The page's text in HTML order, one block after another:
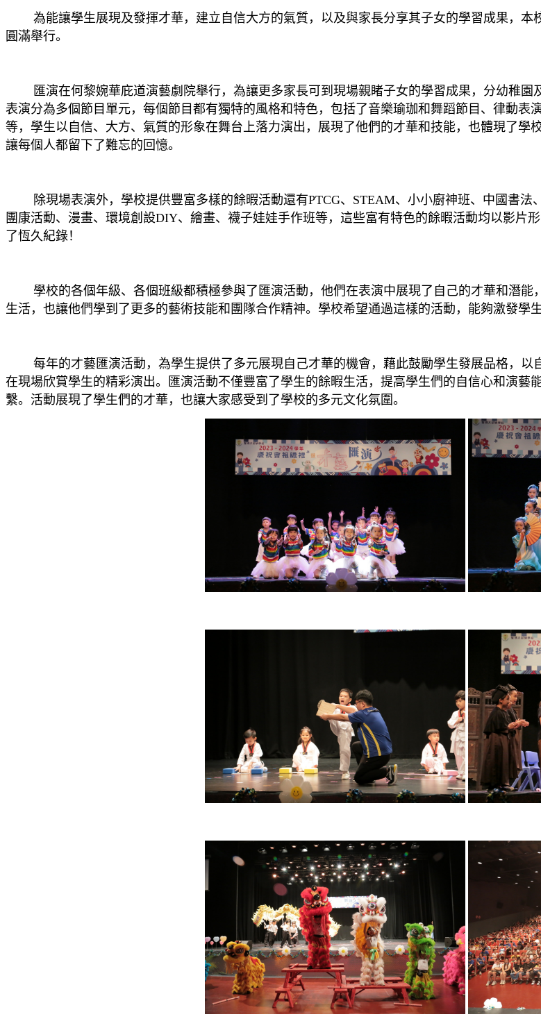
為能讓學生展現及發揮才華，建立自信大方的氣質，以及與家長分享其子女的學習成果，本校
圓滿舉行。
匯演在何黎婉華庇道演藝劇院舉行，為讓更多家長可到現場親睹子女的學習成果，分幼稚園
表演分為多個節目單元，每個節目都有獨特的風格和特色，包括了音樂瑜珈和舞蹈節目、律動
等，學生以自信、大方、氣質的形象在舞台上落力演出，展現了他們的才華和技能，也體現了學
讓每個人都留下了難忘的回憶。
除現場表演外，學校提供豐富多樣的餘暇活動還有PTCG、STEAM、小小廚神班、中國書法
團康活動、漫畫、環境創設DIY、繪畫、襪子娃娃手作班等，這些富有特色的餘暇活動均以影片
了恆久紀錄！
學校的各個年級、各個班級都積極參與了匯演活動，他們在表演中展現了自己的才華和潛能
生活，也讓他們學到了更多的藝術技能和團隊合作精神。學校希望通過這樣的活動，能夠激發學
每年的才藝匯演活動，為學生提供了多元展現自己才華的機會，藉此鼓勵學生發展品格，以
在現場欣賞學生的精彩演出。匯演活動不僅豐富了學生的餘暇生活，提高學生們的自信心和演
繫。活動展現了學生們的才華，也讓大家感受到了學校的多元文化氛圍。